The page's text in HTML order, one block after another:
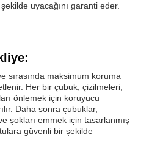
uyacağını garanti eder.
sırasında maksimum koruma
Her bir çubuk, çizilmeleri,
önlemek için koruyucu
Daha sonra çubuklar,
şokları emmek için tasarlanmış
güvenli bir şekilde